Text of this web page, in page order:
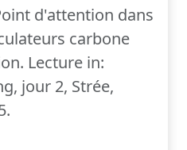
d'attention dans
carbone
Lecture in:
jour 2, Strée,